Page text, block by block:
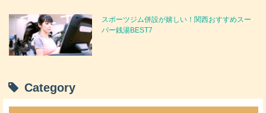
スポーツジム併設が嬉しい！関西おすすめスー
パー銭湯BEST7
Category